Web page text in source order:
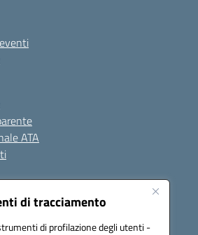
di tracciamento
di profilazione degli utenti -
ATA